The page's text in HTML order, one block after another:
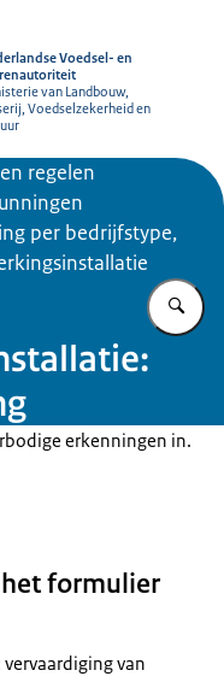
Voedsel- en
van Landbouw,
Voedselzekerheid en
regelen
per bedrijfstype,
erkenningen in.
formulier
vervaardiging van